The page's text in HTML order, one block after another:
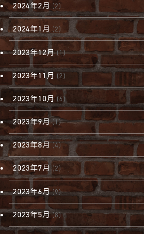
2024年2月 (2)
2024年1月 (2)
2023年12月(1)
2023年11月 (2)
2023年10月(6)
2023年9月(1)
2023年8月(4)
2023年7月(2)
2023年6月(9)
2023年5月(8)